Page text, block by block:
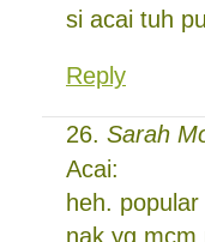
si acai tuh
Reply
Sarah
Acai:
heh.
nak yg mcm